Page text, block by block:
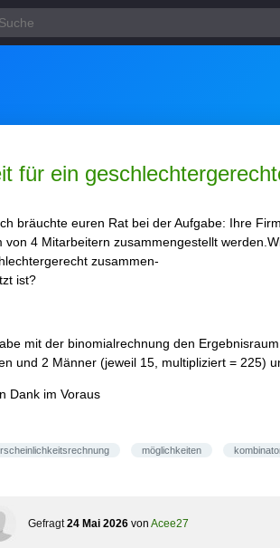
für ein
bräuchte euren Rat bei der Aufgabe: Ihre
von 4 Mitarbeitern zusammengestellt
zusammen-
ist?
mit der binomialrechnung den
und 2 Männer (jeweil 15, multipliziert = 225)
Dank im Voraus
möglichkeiten
Gefragt 24 Mai 2026 von Acee27